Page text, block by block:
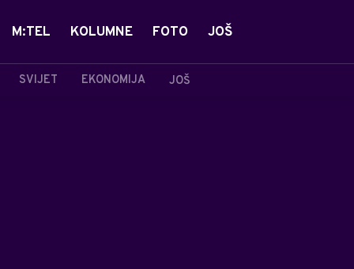
SVIJET EKONOMIJA JOŠ
M:TEL KOLUMNE FOTO JOŠ